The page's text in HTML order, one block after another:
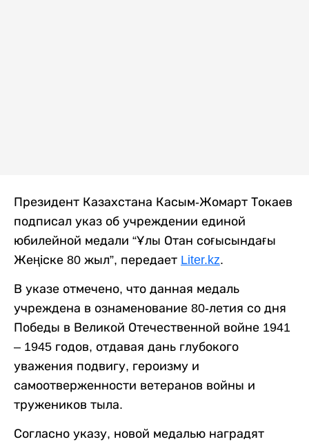
Президент Казахстана Касым-Жомарт Токаев
подписал указ об учреждении единой
юбилейной медали “Ұлы Отан соғысындағы
Жеңіске 80 жыл”, передает Liter.kz.
В указе отмечено, что данная медаль
учреждена в ознаменование 80-летия со дня
Победы в Великой Отечественной войне 1941
– 1945 годов, отдавая дань глубокого
уважения подвигу, героизму и
самоотверженности ветеранов войны и
тружеников тыла.
Согласно указу, новой медалью наградят